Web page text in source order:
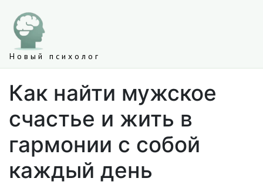
Новый психолог
Как найти мужское
счастье и жить в
гармонии с собой
каждый день